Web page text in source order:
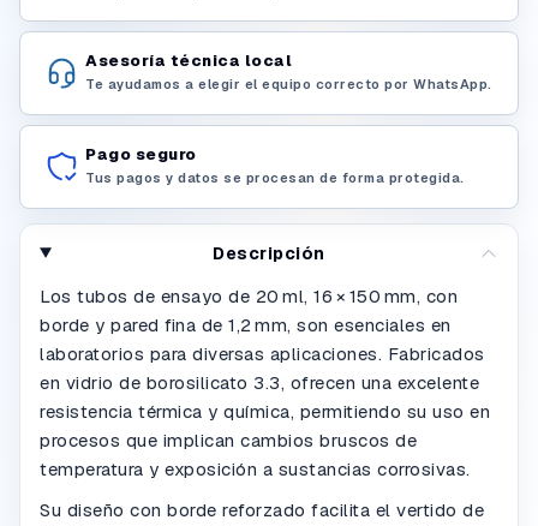
Asesoría técnica local
Te ayudamos a elegir el equipo correcto por WhatsApp.
Pago seguro
Tus pagos y datos se procesan de forma protegida.
Descripción
Los tubos de ensayo de 20 ml, 16 × 150 mm, con
borde y pared fina de 1,2 mm, son esenciales en
laboratorios para diversas aplicaciones. Fabricados
en vidrio de borosilicato 3.3, ofrecen una excelente
resistencia térmica y química, permitiendo su uso en
procesos que implican cambios bruscos de
temperatura y exposición a sustancias corrosivas.
Su diseño con borde reforzado facilita el vertido de